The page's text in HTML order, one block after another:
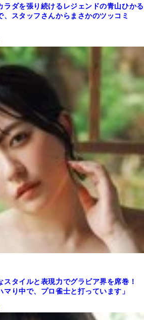
ラダを張り続けるレジェンドの青山ひかる
、スタッフさんからまさかのツッコミ
スタイルと表現力でグラビア界を席巻！
マり中で、プロ雀士と打っています」